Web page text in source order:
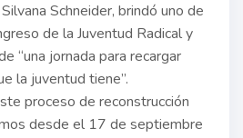
Schneider, brindó uno de
de la Juventud Radical y
“una jornada para recargar
la juventud tiene”.
proceso de reconstrucción
desde el 17 de septiembre